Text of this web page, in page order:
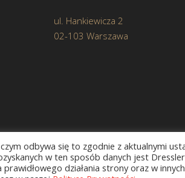
ul. Hankiewicza 2
02-103 Warszawa
odbywa się to zgodnie z aktualnymi
w ten sposób danych jest
działania strony oraz w